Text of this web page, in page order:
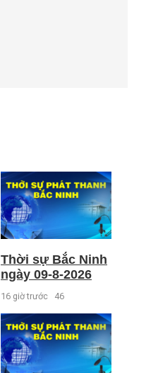
Thời sự Bắc Ninh
ngày 09-8-2026
16 giờ trước 46